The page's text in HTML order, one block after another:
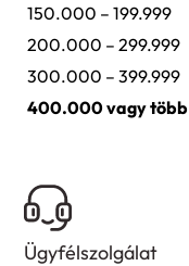
150.000 – 199.999
200.000 – 299.999
300.000 – 399.999
400.000 vagy több
Ügyfélszolgálat